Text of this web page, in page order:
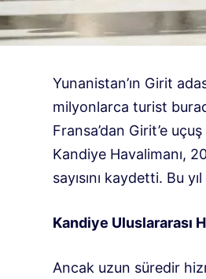
Yunanistan’ın Girit
milyonlarca turist
Fransa’dan Girit’e
Kandiye Havalimanı,
sayısını kaydetti. Bu
Kandiye Uluslararası
Ancak uzun süredir